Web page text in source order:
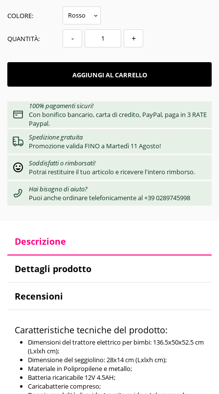
COLORE:
QUANTITÀ: - +
AGGIUNGI AL CARRELLO
100% pagamenti sicuri!
Con bonifico bancario, carta di credito, PayPal, paga in 3 RATE
Paypal.
Spedizione gratuita
Promozione valida FINO a Martedì 11 Agosto!
Soddisfatti o rimborsati!
Potrai restituire il tuo articolo e ricevere l'intero rimborso.
Hai bisogno di aiuto?
Puoi anche ordinare telefonicamente al +39 0289745998
Descrizione
Dettagli prodotto
Recensioni
Caratteristiche tecniche del prodotto:
Dimensioni del trattore elettrico per bimbi: 136.5x50x52.5 cm
(Lxlxh cm);
Dimensione del seggiolino: 28x14 cm (Lxlxh cm);
Materiale in Polipropilene e metallo;
Batteria ricaricabile 12V 4.5AH;
Caricabatterie compreso;